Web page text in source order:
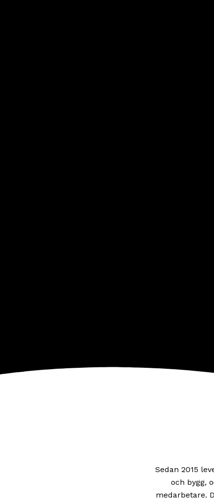
Sedan 2015
och bygg,
medarbetare.